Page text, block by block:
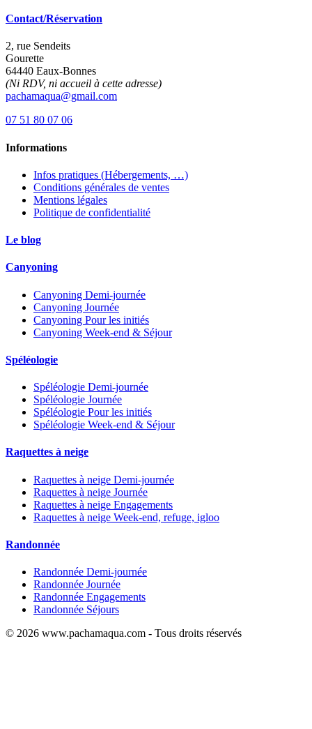
Contact/Réservation
2, rue Sendeits
Gourette
64440 Eaux-Bonnes
(Ni RDV, ni accueil à cette adresse)
pachamaqua@gmail.com
07 51 80 07 06
Informations
Infos pratiques (Hébergements, …)
Conditions générales de ventes
Mentions légales
Politique de confidentialité
Le blog
Canyoning
Canyoning Demi-journée
Canyoning Journée
Canyoning Pour les initiés
Canyoning Week-end & Séjour
Spéléologie
Spéléologie Demi-journée
Spéléologie Journée
Spéléologie Pour les initiés
Spéléologie Week-end & Séjour
Raquettes à neige
Raquettes à neige Demi-journée
Raquettes à neige Journée
Raquettes à neige Engagements
Raquettes à neige Week-end, refuge, igloo
Randonnée
Randonnée Demi-journée
Randonnée Journée
Randonnée Engagements
Randonnée Séjours
© 2026 www.pachamaqua.com - Tous droits réservés